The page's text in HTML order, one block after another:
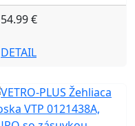
54.99 €
DETAIL